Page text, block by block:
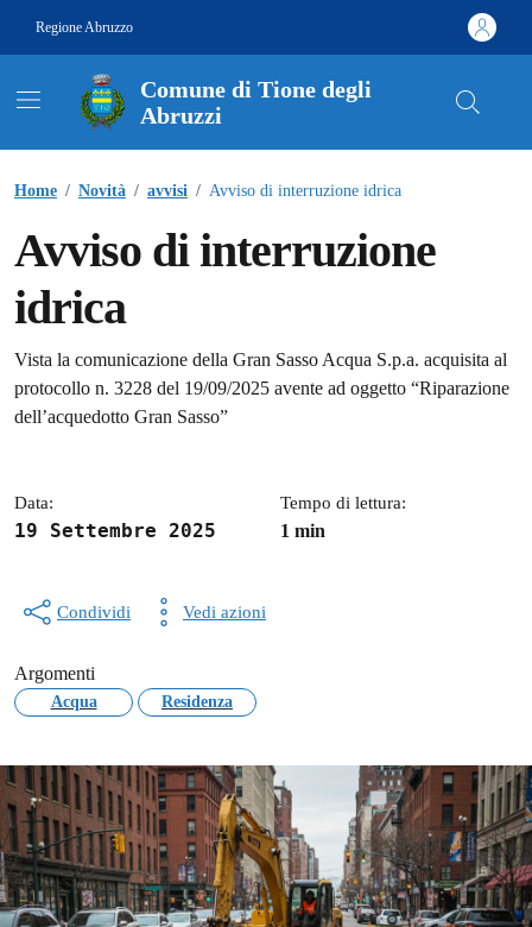
Regione Abruzzo
Comune di Tione degli
Abruzzi
Home / Novità / avvisi / Avviso di interruzione idrica
Avviso di interruzione
idrica
Dettagli della notizia
Vista la comunicazione della Gran Sasso Acqua S.p.a. acquisita al
protocollo n. 3228 del 19/09/2025 avente ad oggetto “Riparazione
dell’acquedotto Gran Sasso”
Data:
19 Settembre 2025
Tempo di lettura:
1 min
Condividi Vedi azioni
Argomenti
Acqua Residenza